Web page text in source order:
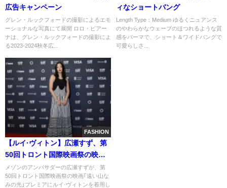
広告キャンペーン
グレン・ルックフォードの撮影によるエモ
ーショナルな写真にて展開 ロロ・ピアー
ナは、グレン・ルックフォードの撮影によ
る2023-2024秋冬広...
ィなショートバング
Length Type：Medium ゆるくニュアンス
のやわらかなウェーブのほつれるような質
感をパーマで、ショート＆ワイドバングで
可愛らしさ...
FASHION
【ルイ·ヴィトン】広瀬すず、第
50回トロント国際映画祭の映画
「遠い山なみの光」プレミアに
ルイ·ヴィトンを着用
メゾンのアンバサダーの広瀬すずが、第
50回トロント国際映画祭の映画｢遠い山な
みの光｣プレミアにルイ·ヴィトンを着用し